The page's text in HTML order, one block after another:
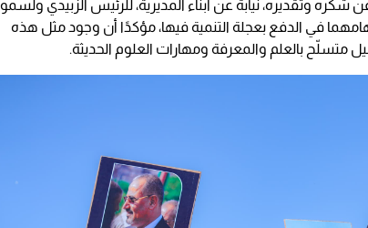
وتقديره، نيابةً عن أبناء المديرية، للرئيس الزُبيدي ولسمو
في الدفع بعجلة التنمية فيها، مؤكدًا أن وجود مثل هذه
متسلّح بالعلم والمعرفة ومهارات العلوم الحديثة.